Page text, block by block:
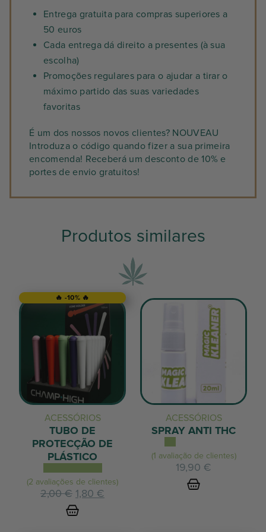
Entrega gratuita para compras superiores a
50 euros
Cada entrega dá direito a presentes (à sua
escolha)
Promoções regulares para o ajudar a tirar o
máximo partido das suas variedades
favoritas
É um dos nossos novos clientes? NOUVEAU
Introduza o código quando fizer a sua primeira
encomenda! Receberá um desconto de 10% e
portes de envio gratuitos!
Produtos similares
🔥 -10% 🔥
ACESSÓRIOS
TUBO DE
PROTECÇÃO DE
PLÁSTICO
(2 avaliações de clientes)
2,00€ O
preço
inicial
1,80 €
ACESSÓRIOS
SPRAY ANTI THC
(1 avaliação de clientes)
19,90 €